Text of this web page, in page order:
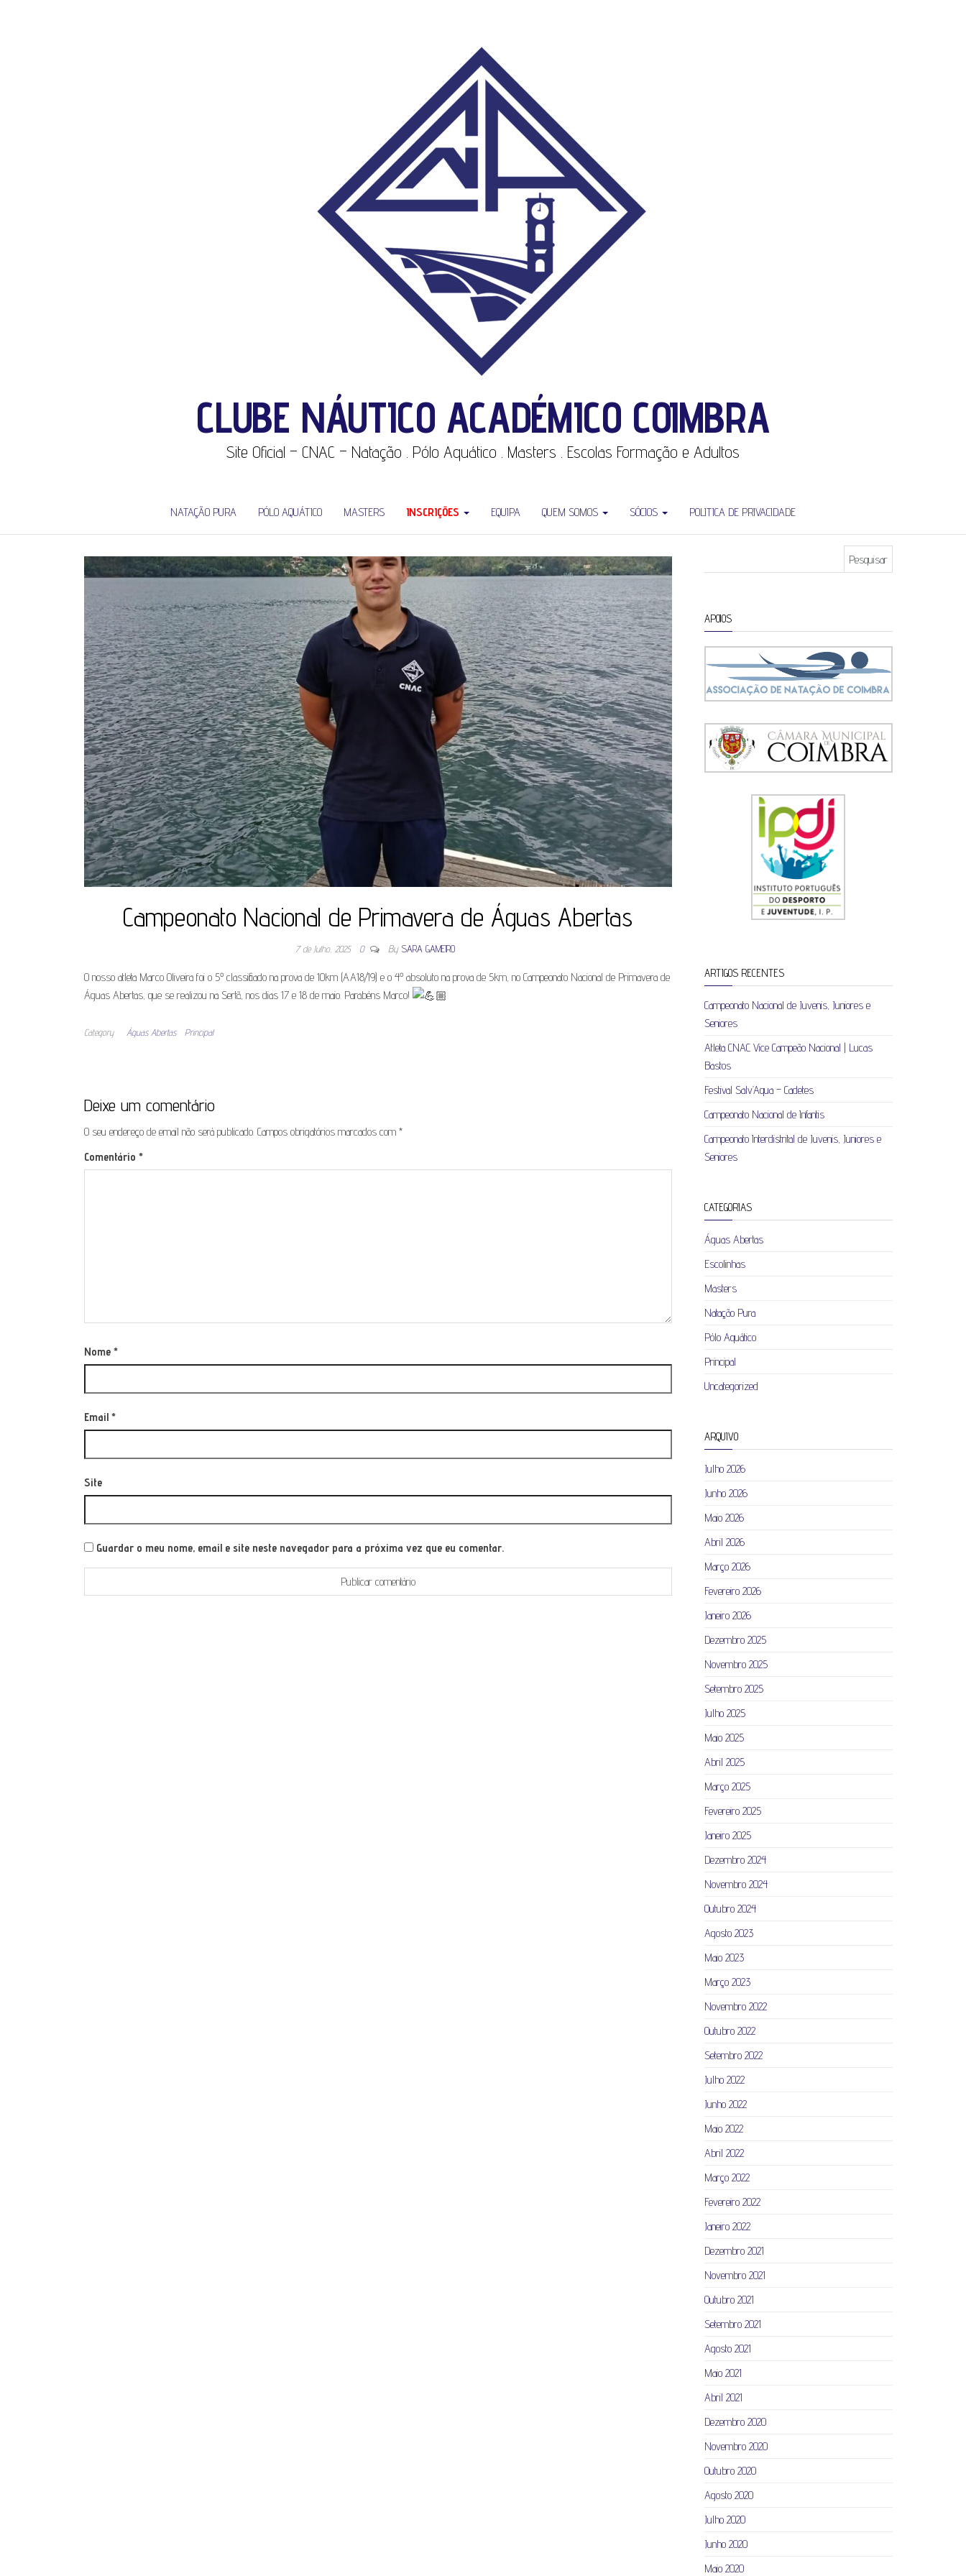
CLUBE NÁUTICO ACADÉMICO COIMBRA
Site Oficial – CNAC – Natação . Pólo Aquático . Masters . Escolas Formação e Adultos
NATAÇÃO PURA PÓLO AQUÁTICO MASTERS INSCRIÇÕES EQUIPA QUEM SOMOS SÓCIOS POLITICA DE PRIVACIDADE
Campeonato Nacional de Primavera de Águas Abertas
7 de Julho, 2025 0 By SARA GAMEIRO
O nosso atleta Marco Oliveira foi o 5º classificado na prova de 10km (AA18/19) e o 4º absoluto na prova de 5km, no Campeonato Nacional de Primavera de
Águas Abertas, que se realizou na Sertã, nos dias 17 e 18 de maio. Parabéns Marco!
Category Águas Abertas Principal
Deixe um comentário
O seu endereço de email não será publicado. Campos obrigatórios marcados com *
Comentário *
Nome *
Email *
Site
Guardar o meu nome, email e site neste navegador para a próxima vez que eu comentar.
APOIOS
ARTIGOS RECENTES
Campeonato Nacional de Juvenis, Juniores e
Seniores
Atleta CNAC Vice Campeão Nacional | Lucas
Bastos
Festival Salv’Aqua – Cadetes
Campeonato Nacional de Infantis
Campeonato Interdistrital de Juvenis, Juniores e
Seniores
CATEGORIAS
Águas Abertas
Escolinhas
Masters
Natação Pura
Pólo Aquático
Principal
Uncategorized
ARQUIVO
Julho 2026
Junho 2026
Maio 2026
Abril 2026
Março 2026
Fevereiro 2026
Janeiro 2026
Dezembro 2025
Novembro 2025
Setembro 2025
Julho 2025
Maio 2025
Abril 2025
Março 2025
Fevereiro 2025
Janeiro 2025
Dezembro 2024
Novembro 2024
Outubro 2024
Agosto 2023
Maio 2023
Março 2023
Novembro 2022
Outubro 2022
Setembro 2022
Julho 2022
Junho 2022
Maio 2022
Abril 2022
Março 2022
Fevereiro 2022
Janeiro 2022
Dezembro 2021
Novembro 2021
Outubro 2021
Setembro 2021
Agosto 2021
Maio 2021
Abril 2021
Dezembro 2020
Novembro 2020
Outubro 2020
Agosto 2020
Julho 2020
Junho 2020
Maio 2020